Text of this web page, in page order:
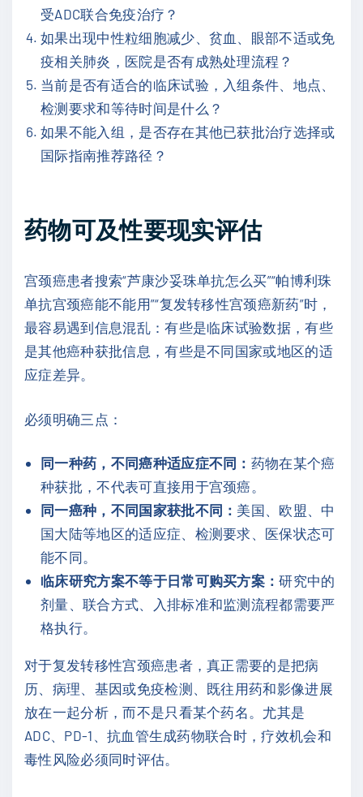
受ADC联合免疫治疗？
如果出现中性粒细胞减少、贫血、眼部不适或免
疫相关肺炎，医院是否有成熟处理流程？
当前是否有适合的临床试验，入组条件、地点、
检测要求和等待时间是什么？
如果不能入组，是否存在其他已获批治疗选择或
国际指南推荐路径？
药物可及性要现实评估
宫颈癌患者搜索“芦康沙妥珠单抗怎么买”“帕博利珠
单抗宫颈癌能不能用”“复发转移性宫颈癌新药”时，
最容易遇到信息混乱：有些是临床试验数据，有些
是其他癌种获批信息，有些是不同国家或地区的适
应症差异。
必须明确三点：
同一种药，不同癌种适应症不同： 药物在某个癌
种获批，不代表可直接用于宫颈癌。
同一癌种，不同国家获批不同： 美国、欧盟、中
国大陆等地区的适应症、检测要求、医保状态可
能不同。
临床研究方案不等于日常可购买方案：研究中的
剂量、联合方式、入排标准和监测流程都需要严
格执行。
对于复发转移性宫颈癌患者，真正需要的是把病
历、病理、基因或免疫检测、既往用药和影像进展
放在一起分析，而不是只看某个药名。尤其是
ADC、PD-1、抗血管生成药物联合时，疗效机会和
毒性风险必须同时评估。